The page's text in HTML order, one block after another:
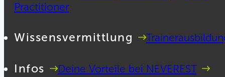
Practitioner
Wissensvermittlung
Infos
Deine Vorteile bei NEVEREST